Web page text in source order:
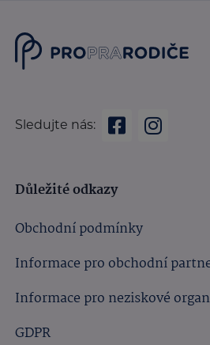
Sledujte nás:
Důležité odkazy
Obchodní podmínky
Informace pro obchodní
Informace pro neziskové
GDPR